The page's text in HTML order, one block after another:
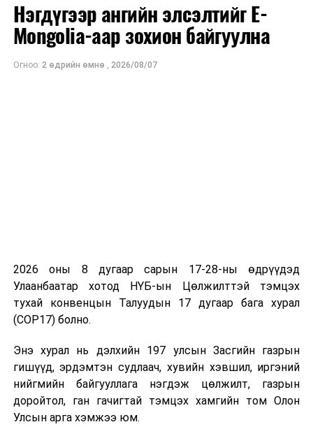
Нэгдүгээр ангийн элсэлтийг E-
Mongolia-аар зохион байгуулна
Огноо: 2 өдрийн өмнө , 2026/08/07
2026 оны 8 дугаар сарын 17-28-ны өдрүүдэд
Улаанбаатар хотод НҮБ-ын Цөлжилттэй тэмцэх
тухай конвенцын Талуудын 17 дугаар бага хурал
(COP17) болно.
Энэ хурал нь дэлхийн 197 улсын Засгийн газрын
гишүүд, эрдэмтэн судлаач, хувийн хэвшил, иргэний
нийгмийн байгууллага нэгдэж цөлжилт, газрын
доройтол, ган гачигтай тэмцэх хамгийн том Олон
Улсын арга хэмжээ юм.